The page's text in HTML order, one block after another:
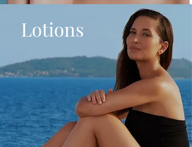
Lotions